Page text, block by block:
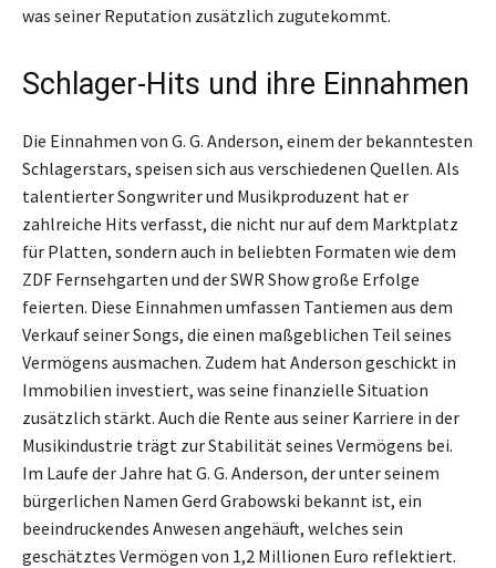
was seiner Reputation zusätzlich zugutekommt.
Schlager-Hits und ihre Einnahmen
Die Einnahmen von G. G. Anderson, einem der bekanntesten
Schlagerstars, speisen sich aus verschiedenen Quellen. Als
talentierter Songwriter und Musikproduzent hat er
zahlreiche Hits verfasst, die nicht nur auf dem Marktplatz
für Platten, sondern auch in beliebten Formaten wie dem
ZDF Fernsehgarten und der SWR Show große Erfolge
feierten. Diese Einnahmen umfassen Tantiemen aus dem
Verkauf seiner Songs, die einen maßgeblichen Teil seines
Vermögens ausmachen. Zudem hat Anderson geschickt in
Immobilien investiert, was seine finanzielle Situation
zusätzlich stärkt. Auch die Rente aus seiner Karriere in der
Musikindustrie trägt zur Stabilität seines Vermögens bei.
Im Laufe der Jahre hat G. G. Anderson, der unter seinem
bürgerlichen Namen Gerd Grabowski bekannt ist, ein
beeindruckendes Anwesen angehäuft, welches sein
geschätztes Vermögen von 1,2 Millionen Euro reflektiert.